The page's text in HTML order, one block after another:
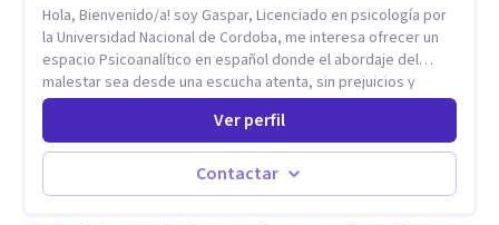
Hola, Bienvenido/a! soy Gaspar, Licenciado en psicología por
la Universidad Nacional de Cordoba, me interesa ofrecer un
espacio Psicoanalítico en español donde el abordaje del
malestar sea desde una escucha atenta, sin prejuicios y
rescatando lo singular de cada caso, sin caer en etiquetas.
Considero que todas las personas en algún momento pueden
sufrir y cada una por cuestiones particulares, es en mi
espacio donde se le dará un lugar a esas cuestiones
singulares de cada uno, para luego generar cambios. Soy una
Ver perfil
Contactar